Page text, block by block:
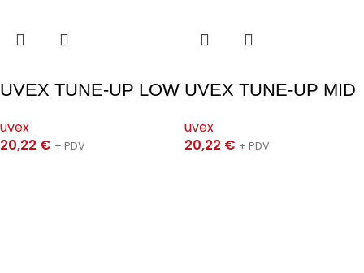
UVEX TUNE-UP LOW
uvex
20,22 € + PDV
UVEX TUNE-UP MID
uvex
20,22 € + PDV